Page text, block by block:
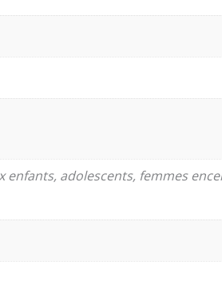
adolescents, femmes